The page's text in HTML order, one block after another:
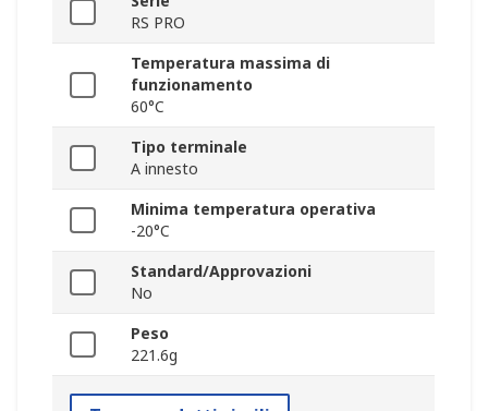
RS PRO
Temperatura massima di
funzionamento
60°C
Tipo terminale
A innesto
Minima temperatura operativa
-20°C
Standard/Approvazioni
No
Peso
221.6g